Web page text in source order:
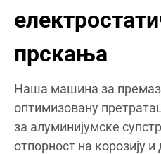
прскања
Наша машина за
оптимизовану
за алуминијумске
отпорност на корозију и